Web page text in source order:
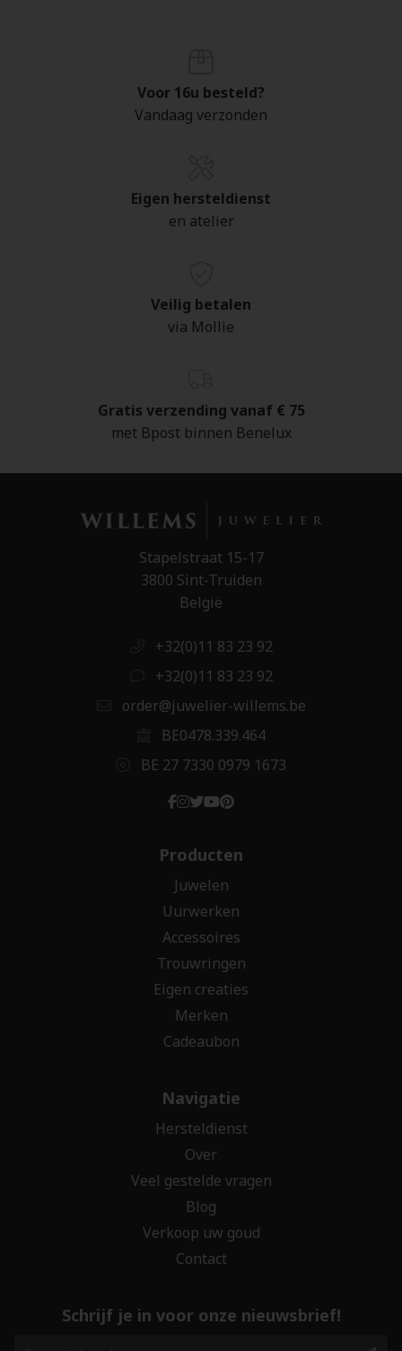
Voor 16u besteld?
Vandaag verzonden
Eigen hersteldienst
en atelier
Veilig betalen
via Mollie
Gratis verzending vanaf € 75
met Bpost binnen Benelux
Stapelstraat 15-17
3800 Sint-Truiden
België
+32(0)11 83 23 92
+32(0)11 83 23 92
order@juwelier-willems.be
BE0478.339.464
BE 27 7330 0979 1673
Producten
Juwelen
Uurwerken
Accessoires
Trouwringen
Eigen creaties
Merken
Cadeaubon
Navigatie
Hersteldienst
Over
Veel gestelde vragen
Blog
Verkoop uw goud
Contact
Schrijf je in voor onze nieuwsbrief!